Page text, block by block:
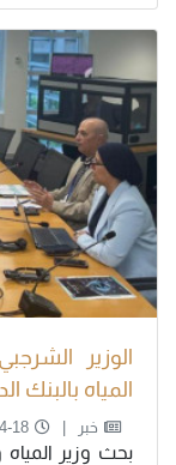
الوزير
المياه بالبنك
خبر 18
بحث وزير المياه